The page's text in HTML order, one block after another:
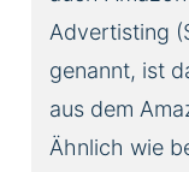
Advertisting
genannt, ist
aus dem
Ähnlich wie